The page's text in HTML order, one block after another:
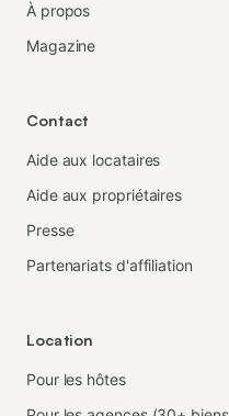
À propos
Magazine
Contact
Aide aux locataires
Aide aux propriétaires
Presse
Partenariats d'affiliation
Location
Pour les hôtes